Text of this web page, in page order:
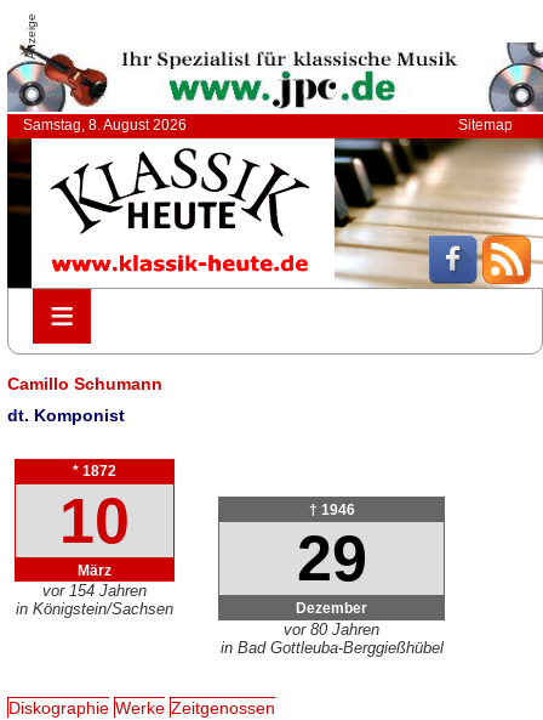
Anzeige
Samstag, 8. August 2026 Sitemap
≡
≡
Camillo Schumann
dt. Komponist
* 1872
10
März
vor 154 Jahren
in Königstein/Sachsen
† 1946
29
Dezember
vor 80 Jahren
in Bad Gottleuba-Berggießhübel
Diskographie Werke Zeitgenossen